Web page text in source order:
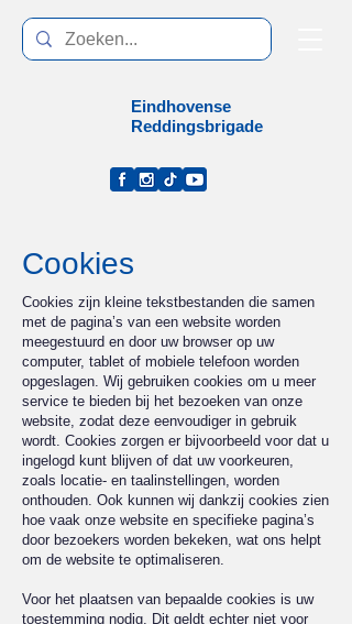
Eindhovense
Reddingsbrigade
Cookies
Cookies zijn kleine tekstbestanden die samen
met de pagina’s van een website worden
meegestuurd en door uw browser op uw
computer, tablet of mobiele telefoon worden
opgeslagen. Wij gebruiken cookies om u meer
service te bieden bij het bezoeken van onze
website, zodat deze eenvoudiger in gebruik
wordt. Cookies zorgen er bijvoorbeeld voor dat u
ingelogd kunt blijven of dat uw voorkeuren,
zoals locatie- en taalinstellingen, worden
onthouden. Ook kunnen wij dankzij cookies zien
hoe vaak onze website en specifieke pagina’s
door bezoekers worden bekeken, wat ons helpt
om de website te optimaliseren. ​
Voor het plaatsen van bepaalde cookies is uw
toestemming nodig. Dit geldt echter niet voor